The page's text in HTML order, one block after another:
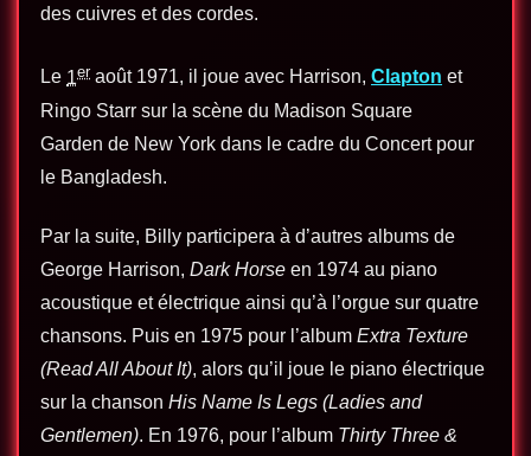
des cuivres et des cordes.
Le 1er août 1971, il joue avec Harrison, Clapton et
Ringo Starr sur la scène du Madison Square
Garden de New York dans le cadre du Concert pour
le Bangladesh.
Par la suite, Billy participera à d’autres albums de
George Harrison, Dark Horse en 1974 au piano
acoustique et électrique ainsi qu’à l’orgue sur quatre
chansons. Puis en 1975 pour l’album Extra Texture
(Read All About It), alors qu’il joue le piano électrique
sur la chanson His Name Is Legs (Ladies and
Gentlemen). En 1976, pour l’album Thirty Three &